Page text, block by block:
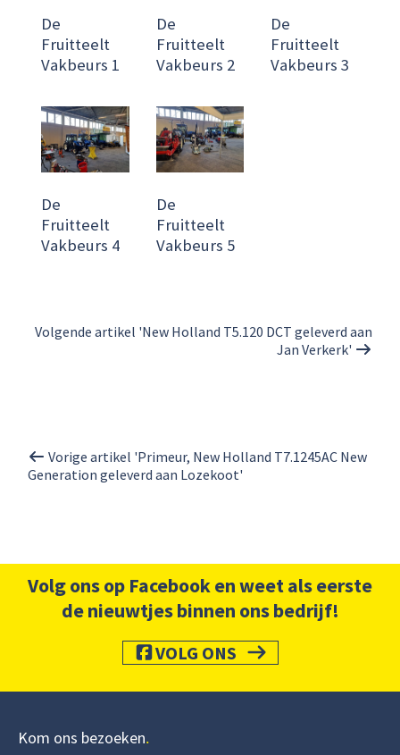
De
Fruitteelt
Vakbeurs 1
De
Fruitteelt
Vakbeurs 2
De
Fruitteelt
Vakbeurs 3
De
Fruitteelt
Vakbeurs 4
De
Fruitteelt
Vakbeurs 5
Volgende artikel 'New Holland T5.120 DCT geleverd aan
Jan Verkerk'
Vorige artikel 'Primeur, New Holland T7.1245AC New
Generation geleverd aan Lozekoot'
Volg ons op Facebook en weet als eerste
de nieuwtjes binnen ons bedrijf!
VOLG ONS
Kom ons bezoeken